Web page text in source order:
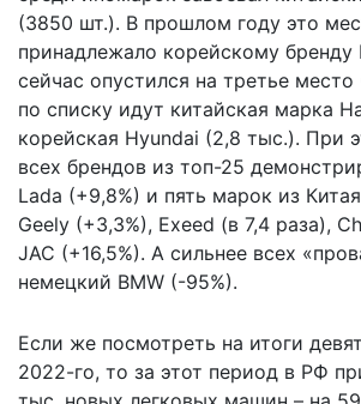
(3850 шт.). В прошлом году это
принадлежало корейскому бренду
сейчас опустился на третье
по списку идут китайская марка
корейская Hyundai (2,8 тыс.). При
всех брендов из топ-25
Lada (+9,8%) и пять марок из
Geely (+3,3%), Exeed (в 7,4 раза),
JAC (+16,5%). А сильнее всех
немецкий BMW (-95%).
Если же посмотреть на итоги
2022-го, то за этот период в РФ